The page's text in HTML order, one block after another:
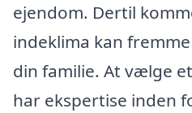
ejendom. Dertil
indeklima kan
din familie. At vælge
har ekspertise inden